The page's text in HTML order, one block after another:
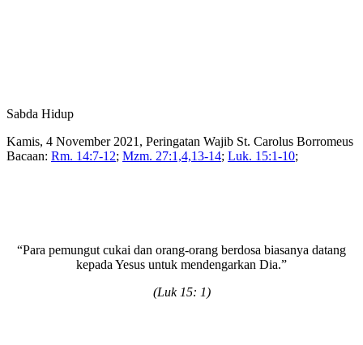
Sabda Hidup
Kamis, 4 November 2021, Peringatan Wajib St. Carolus Borromeus
Bacaan: Rm. 14:7-12; Mzm. 27:1,4,13-14; Luk. 15:1-10;
“Para pemungut cukai dan orang-orang berdosa biasanya datang
kepada Yesus untuk mendengarkan Dia.”
(Luk 15: 1)